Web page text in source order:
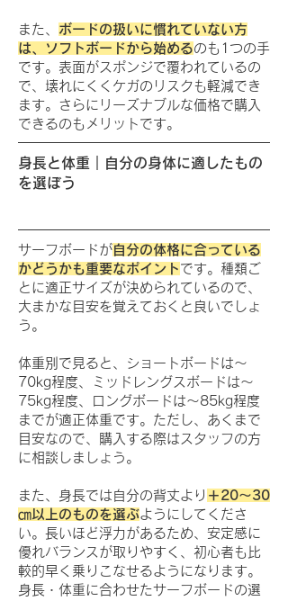
また、 ボードの扱いに慣れていない方
は、ソフトボードから始めるのも1つの手
です。表面がスポンジで覆われているの
で、壊れにくくケガのリスクも軽減でき
ます。さらにリーズナブルな価格で購入
できるのもメリットです。
身長と体重｜自分の身体に適したもの
を選ぼう
サーフボードが自分の体格に合っている
かどうかも重要なポイント です。種類ご
とに適正サイズが決められているので、
大まかな目安を覚えておくと良いでしょ
う。
体重別で見ると、ショートボードは～
70kg程度、ミッドレングスボードは～
75kg程度、ロングボードは～85kg程度
までが適正体重です。ただし、あくまで
目安なので、購入する際はスタッフの方
に相談しましょう。
また、身長では自分の背丈より ＋20～30
㎝以上のものを選ぶようにしてくださ
い。長いほど浮力があるため、安定感に
優れバランスが取りやすく、初心者も比
較的早く乗りこなせるようになります。
身長・体重に合わせたサーフボードの選